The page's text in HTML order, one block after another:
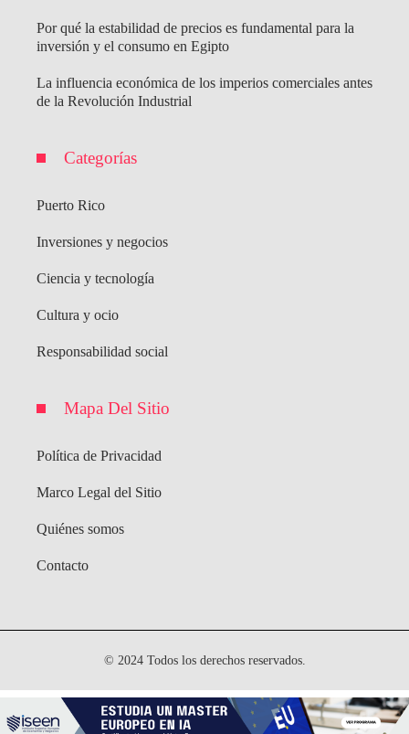
Por qué la estabilidad de precios es fundamental para la
inversión y el consumo en Egipto
La influencia económica de los imperios comerciales antes
de la Revolución Industrial
Categorías
Puerto Rico
Inversiones y negocios
Ciencia y tecnología
Cultura y ocio
Responsabilidad social
Mapa Del Sitio
Política de Privacidad
Marco Legal del Sitio
Quiénes somos
Contacto
© 2024 Todos los derechos reservados.